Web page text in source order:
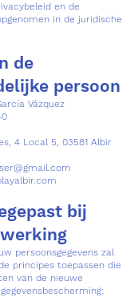
en de
in de juridische
de
persoon
Vázquez
4 Local 5, 03581 Albir
bij
persoonsgegevens zal
principes toepassen die
van de nieuwe